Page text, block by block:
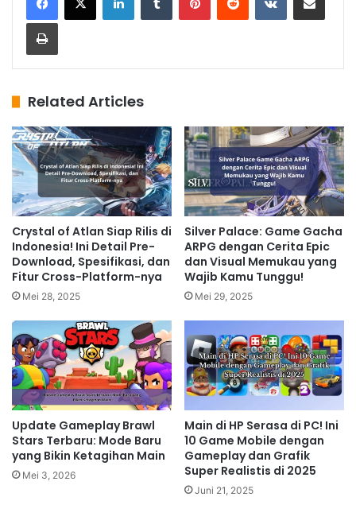
Related Articles
Crystal of Atlan Siap Rilis di
Indonesia! Ini Detail Pre-
Download, Spesifikasi, dan
Fitur Cross-Platform-nya
Mei 28, 2025
Silver Palace: Game Gacha
ARPG dengan Cerita Epic
dan Visual Memukau yang
Wajib Kamu Tunggu!
Mei 29, 2025
Update Gameplay Brawl
Stars Terbaru: Mode Baru
yang Bikin Ketagihan Main
Mei 3, 2026
Main di HP Serasa di PC! Ini
10 Game Mobile dengan
Gameplay dan Grafik
Super Realistis di 2025
Juni 21, 2025